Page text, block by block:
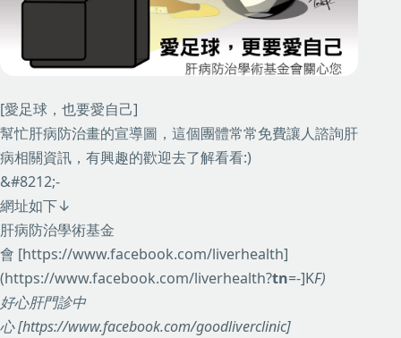
[愛足球，也要愛自己]
幫忙肝病防治畫的宣導圖，這個團體常常免費讓人諮詢肝
病相關資訊，有興趣的歡迎去了解看看:)
&#8212;-
網址如下↓
肝病防治學術基金
會 [https://www.facebook.com/liverhealth]
(https://www.facebook.com/liverhealth?tn=-]KF)
好心肝門診中
心 [https://www.facebook.com/goodliverclinic]